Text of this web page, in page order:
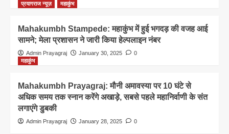
प्रयागराज न्यूज़
महाकुंभ
Mahakumbh Stampede: महाकुंभ में हुई भगदड़ की वजह आई
सामने; मेला प्रशासन ने जारी किया हेल्पलाइन नंबर
Admin Prayagraj January 30, 2025
0
महाकुंभ
Mahakumbh Prayagraj: मौनी अमावस्या पर 10 घंटे से
अधिक समय तक स्नान करेंगे अखाड़े, सबसे पहले महानिर्वाणी के संत
लगाएंगे डुबकी
Admin Prayagraj January 28, 2025 0